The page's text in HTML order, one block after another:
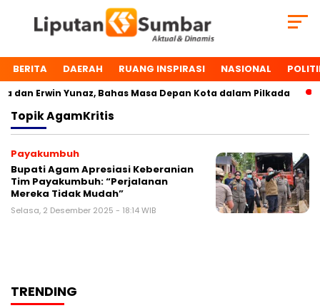
BERITA DAERAH RUANG INSPIRASI NASIONAL
Erwin Yunaz, Bahas Masa Depan Kota dalam Pilkada
TopikAgamKritis
Payakumbuh
Bupati Agam Apresiasi Keberanian
Tim Payakumbuh: “Perjalanan
Mereka Tidak Mudah”
Selasa, 2 Desember 2025 - 18:14 WIB
TRENDING